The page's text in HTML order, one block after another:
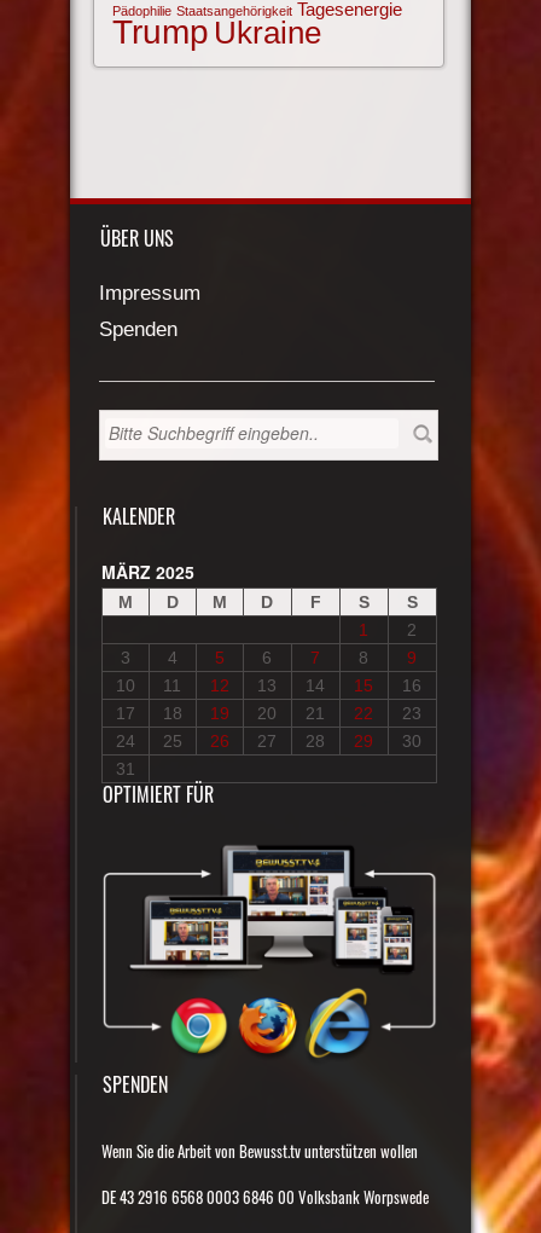
Pädophilie Staatsangehörigkeit Tagesenergie
Trump Ukraine
ÜBER UNS
Impressum
Spenden
KALENDER
MÄRZ 2025
M D M D F S
S
1
2
3
4 5 6 7 8
9
10
11 12 13 14 15
16
17
18 19 20 21 22
23
24
25 26 27 28 29
30
31
OPTIMIERT FÜR
SPENDEN
Wenn Sie die Arbeit von Bewusst.tv unterstützen wollen
DE 43 2916 6568 0003 6846 00 Volksbank Worpswede